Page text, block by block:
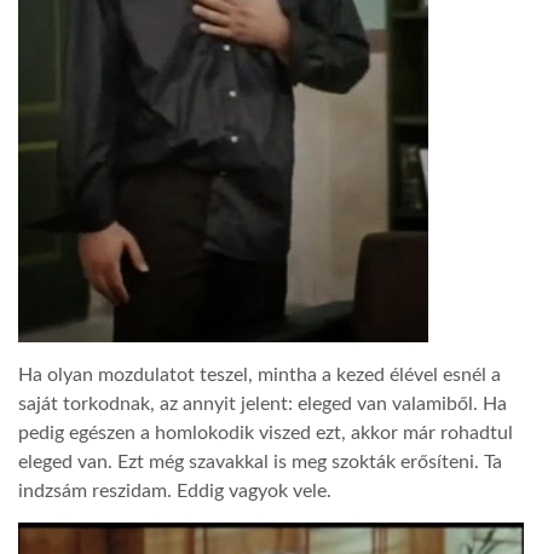
Ha olyan mozdulatot teszel, mintha a kezed élével esnél a
saját torkodnak, az annyit jelent: eleged van valamiből. Ha
pedig egészen a homlokodik viszed ezt, akkor már rohadtul
eleged van. Ezt még szavakkal is meg szokták erősíteni. Ta
indzsám reszidam. Eddig vagyok vele.